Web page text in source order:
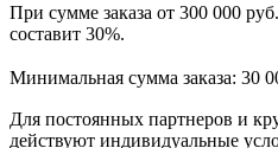
При сумме заказа от 300 000
составит 30%.
Минимальная сумма заказа: 30
Для постоянных партнеров и
действуют индивидуальные